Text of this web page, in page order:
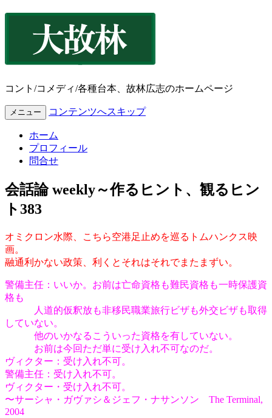
コント/コメディ/各種台本、故林広志のホームページ
メニュー コンテンツへスキップ
ホーム
プロフィール
問合せ
会話論 weekly～作るヒント、観るヒン
ト383
オミクロン水際、こちら空港足止めを巡るトムハンクス映
画。
融通利かない政策、利くとそれはそれでまたまずい。
警備主任：いいか。お前は亡命資格も難民資格も一時保護資
格も
人道的仮釈放も非移民職業旅行ビザも外交ビザも取得
していない。
他のいかなるこういった資格を有していない。
お前は今回ただ単に受け入れ不可なのだ。
ヴィクター：受け入れ不可。
警備主任：受け入れ不可。
ヴィクター・受け入れ不可。
〜サーシャ・ガヴァシ＆ジェフ・ナサンソン The Terminal,
2004